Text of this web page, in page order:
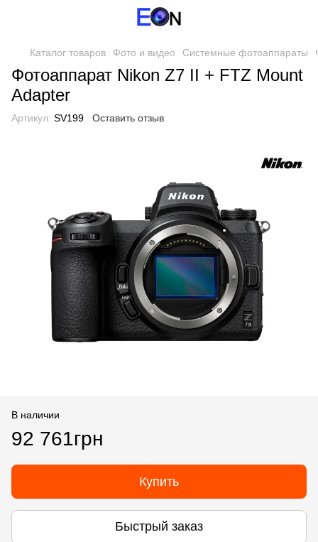
Каталог товаров Фото и видео Системные фотоаппараты
Фотоаппарат Nikon Z7 II + FTZ Mount
Adapter
Артикул: SV199 Оставить отзыв
В наличии
92 761грн
Купить
Быстрый заказ